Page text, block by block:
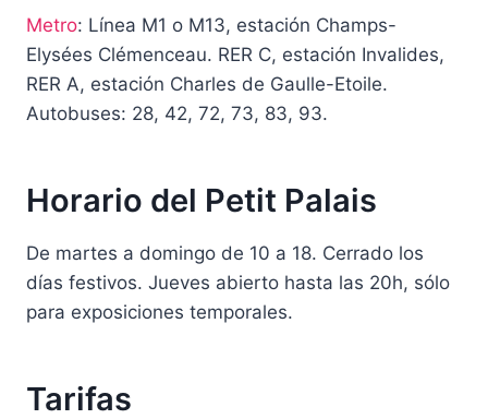
Metro: Línea M1 o M13, estación Champs-
Elysées Clémenceau. RER C, estación Invalides,
RER A, estación Charles de Gaulle-Etoile.
Autobuses: 28, 42, 72, 73, 83, 93.
Horario del Petit Palais
De martes a domingo de 10 a 18. Cerrado los
días festivos. Jueves abierto hasta las 20h, sólo
para exposiciones temporales.
Tarifas